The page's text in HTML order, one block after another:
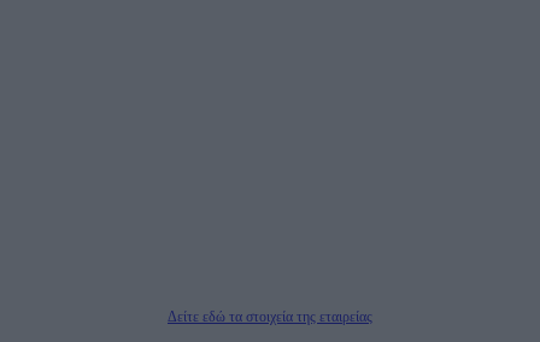
Δείτε εδώ τα στοιχεία της εταιρείας